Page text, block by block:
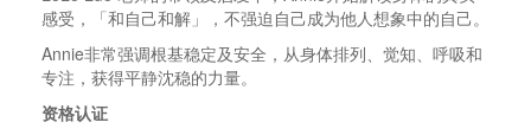
感受，「和自己和解」，不强迫自己成为他人想象中的自己。
Annie非常强调根基稳定及安全，从身体排列、觉知、呼吸和
专注，获得平静沈稳的力量。
资格认证